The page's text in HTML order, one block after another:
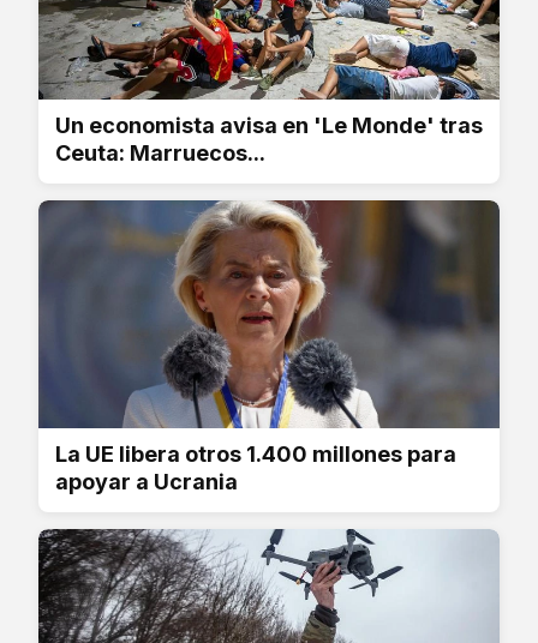
Un economista avisa en 'Le Monde' tras
Ceuta: Marruecos...
La UE libera otros 1.400 millones para
apoyar a Ucrania